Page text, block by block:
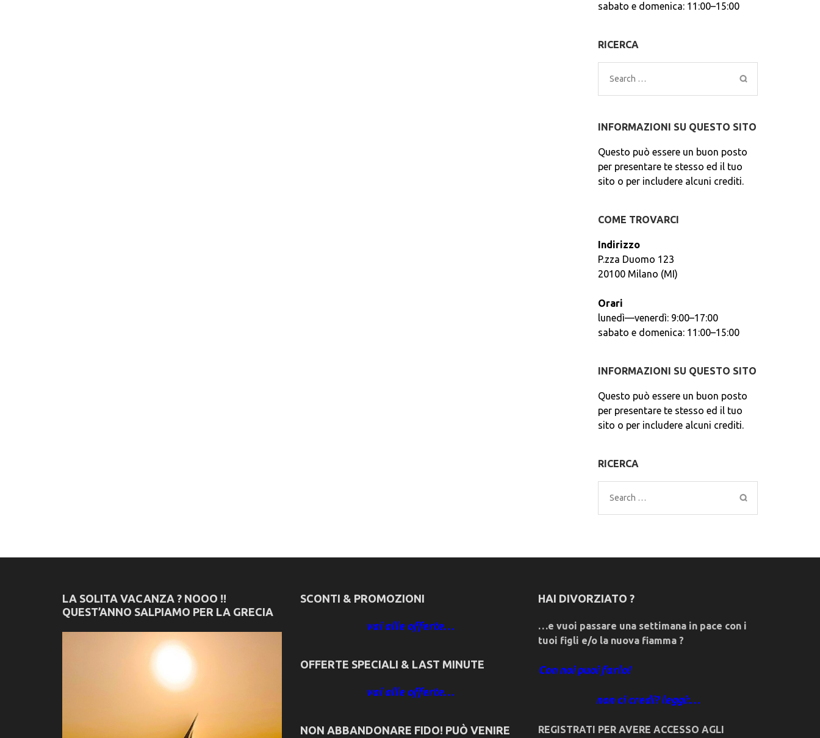
sabato e domenica: 11:00–15:00
RICERCA
Search
for:
INFORMAZIONI SU QUESTO SITO
Questo può essere un buon posto
per presentare te stesso ed il tuo
sito o per includere alcuni crediti.
COME TROVARCI
Indirizzo
P.zza Duomo 123
20100 Milano (MI)
Orari
lunedì—venerdì: 9:00–17:00
sabato e domenica: 11:00–15:00
INFORMAZIONI SU QUESTO SITO
Questo può essere un buon posto
per presentare te stesso ed il tuo
sito o per includere alcuni crediti.
RICERCA
Search
for:
LA SOLITA VACANZA ? NOOO !!
QUEST’ANNO SALPIAMO PER LA GRECIA
SCONTI & PROMOZIONI
vai alle offerte…
OFFERTE SPECIALI & LAST MINUTE
vai alle offerte…
NON ABBANDONARE FIDO! PUÒ VENIRE
HAI DIVORZIATO ?
…e vuoi passare una settimana in pace con i
tuoi figli e/o la nuova fiamma ?
Con noi puoi farlo!
non ci credi? leggi:…
REGISTRATI PER AVERE ACCESSO AGLI